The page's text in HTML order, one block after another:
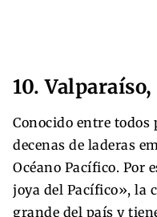
10.
Conocido entre todos
decenas de laderas
Océano Pacífico. Por
joya del Pacífico», la
grande del país y